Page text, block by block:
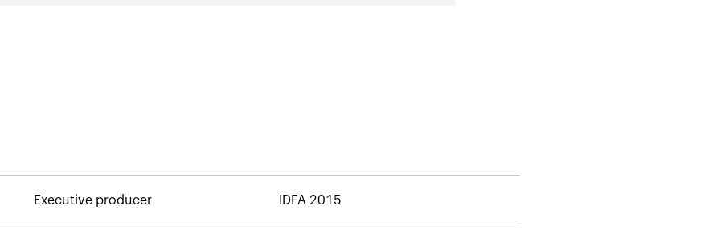
Executive producer IDFA 2015